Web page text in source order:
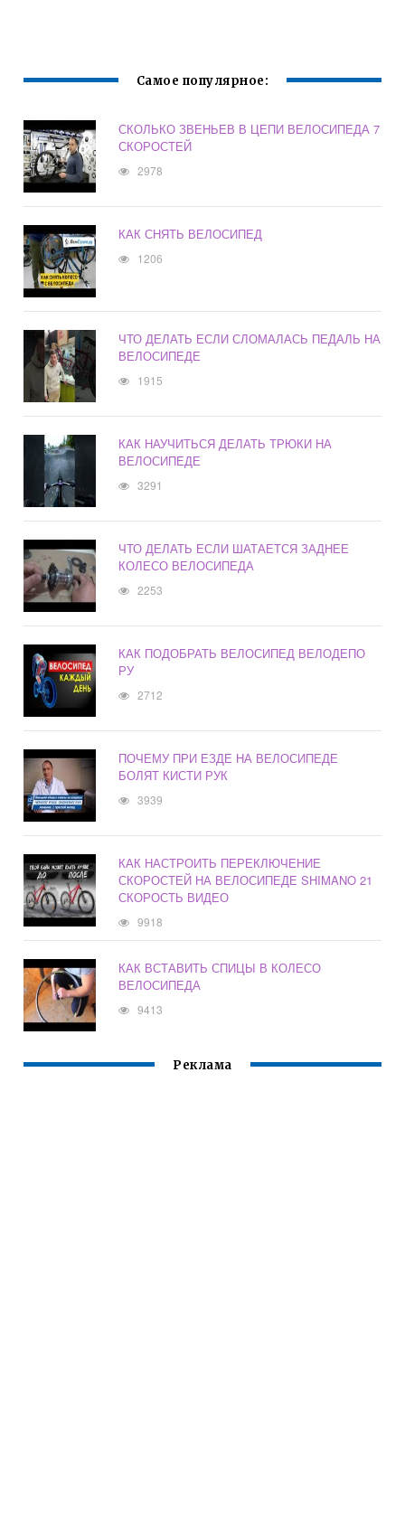
Самое популярное:
СКОЛЬКО ЗВЕНЬЕВ В ЦЕПИ ВЕЛОСИПЕДА 7
СКОРОСТЕЙ
2978
КАК СНЯТЬ ВЕЛОСИПЕД
1206
ЧТО ДЕЛАТЬ ЕСЛИ СЛОМАЛАСЬ ПЕДАЛЬ НА
ВЕЛОСИПЕДЕ
1915
КАК НАУЧИТЬСЯ ДЕЛАТЬ ТРЮКИ НА
ВЕЛОСИПЕДЕ
3291
ЧТО ДЕЛАТЬ ЕСЛИ ШАТАЕТСЯ ЗАДНЕЕ
КОЛЕСО ВЕЛОСИПЕДА
2253
КАК ПОДОБРАТЬ ВЕЛОСИПЕД ВЕЛОДЕПО
РУ
2712
ПОЧЕМУ ПРИ ЕЗДЕ НА ВЕЛОСИПЕДЕ
БОЛЯТ КИСТИ РУК
3939
КАК НАСТРОИТЬ ПЕРЕКЛЮЧЕНИЕ
СКОРОСТЕЙ НА ВЕЛОСИПЕДЕ SHIMANO 21
СКОРОСТЬ ВИДЕО
9918
КАК ВСТАВИТЬ СПИЦЫ В КОЛЕСО
ВЕЛОСИПЕДА
9413
Реклама